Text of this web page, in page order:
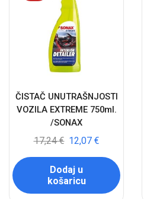
ČISTAČ UNUTRAŠNJOSTI
VOZILA EXTREME 750ml.
/SONAX
17,24€ 12,07 €
Dodaj u
košaricu